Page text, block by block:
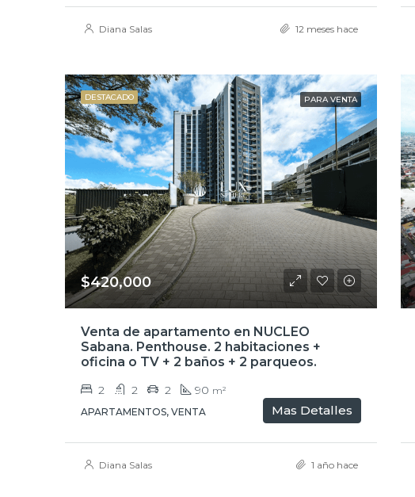
Diana Salas 12 meses hace
DESTACADO PARA VENTA
$420,000
Venta de apartamento en NUCLEO
Sabana. Penthouse. 2 habitaciones +
oficina o TV + 2 baños + 2 parqueos.
2 2 2 90 m²
APARTAMENTOS, VENTA
Mas Detalles
Diana Salas 1 año hace